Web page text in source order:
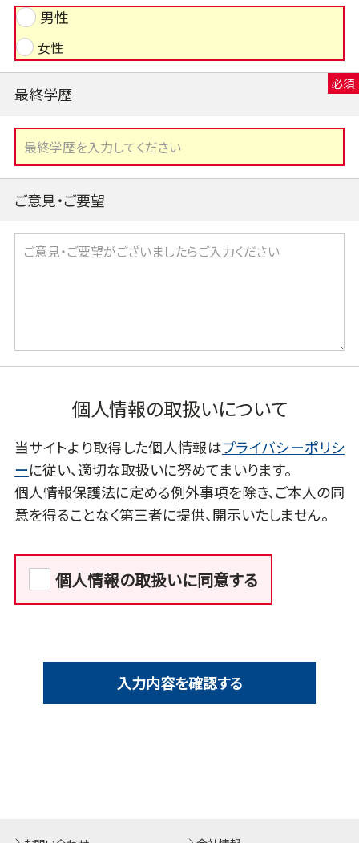
男性
女性
最終学歴
ご意見・ご要望
個人情報の取扱いについて
当サイトより取得した個人情報はプライバシーポリシ
ーに従い、適切な取扱いに努めてまいります。
個人情報保護法に定める例外事項を除き、ご本人の同
意を得ることなく第三者に提供、開示いたしません。
個人情報の取扱いに同意する
入力内容を確認する